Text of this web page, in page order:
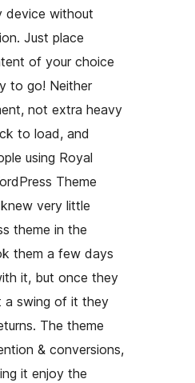
device without
Just place
of your choice
to go! Neither
not extra heavy
to load, and
using Royal
Theme
very little
theme in the
them a few days
it, but once they
a swing of it they
The theme
& conversions,
it enjoy the